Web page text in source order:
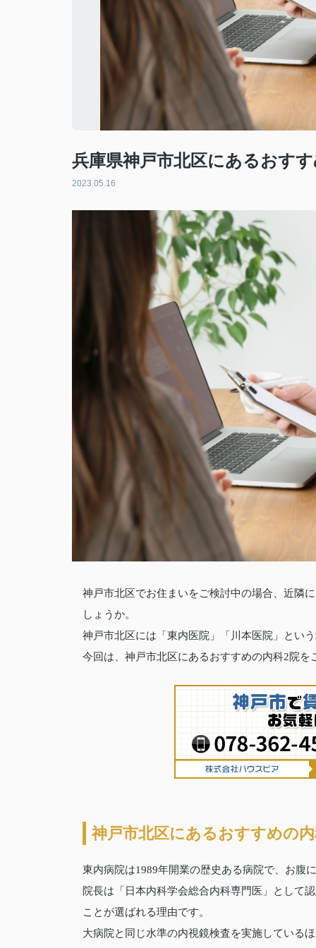
兵庫県神戸市北区にあるおす
2023.05.16
神戸市北区でお住まいをご検討中の場合、近隣
しょうか。
神戸市北区には「東内医院」「川本医院」とい
今回は、神戸市北区にあるおすすめの内科2院を
神戸市北区にあるおすすめの
東内病院は1989年開業の歴史ある病院で、お腹
院長は「日本内科学会総合内科専門医」として
ことが選ばれる理由です。
大病院と同じ水準の内視鏡検査を実施している